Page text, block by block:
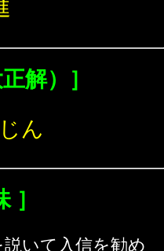
解）］
ん
］
いて入信を勧め